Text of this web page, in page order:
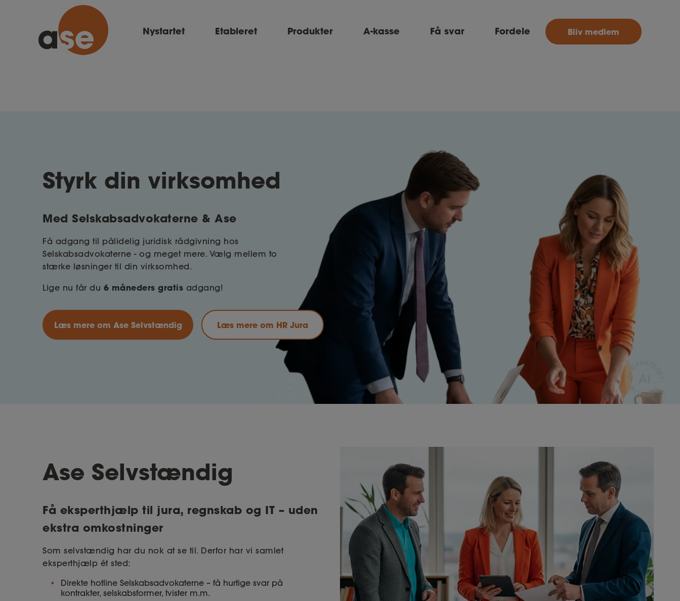
Ase
Nystartet Etableret Produkter A-kasse Få svar Fordele Bliv medlem
Styrk din virksomhed
Med Selskabsadvokaterne & Ase
Få adgang til pålidelig juridisk rådgivning hos
Selskabsadvokaterne - og meget mere. Vælg mellem to
stærke løsninger til din virksomhed.
Lige nu får du 6 måneders gratis adgang!
Læs mere om Ase Selvstændig Læs mere om HR Jura
Ase Selvstændig
Få eksperthjælp til jura, regnskab og IT – uden
ekstra omkostninger
Som selvstændig har du nok at se til. Derfor har vi samlet
eksperthjælp ét sted:
Direkte hotline Selskabsadvokaterne – få hurtige svar på
kontrakter, selskabsformer, tvister m.m.